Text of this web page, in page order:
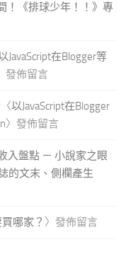
！《排球少年！！》專
JavaScript在Blogger等
發佈留言
以JavaScript在Blogger
〉發佈留言
入盤點 － 小說家之眼
的文末、側欄產生
哪家？ 〉發佈留言